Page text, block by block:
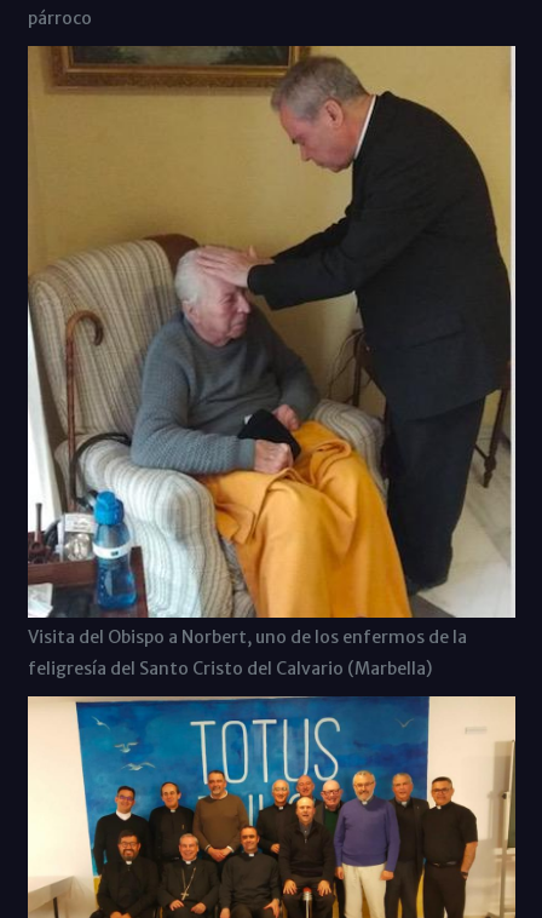
párroco
Visita del Obispo a Norbert, uno de los enfermos de la
feligresía del Santo Cristo del Calvario (Marbella)